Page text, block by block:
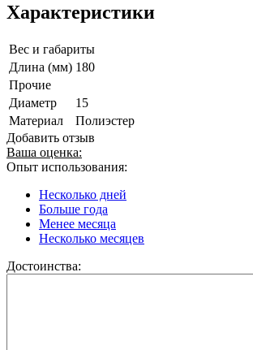
Характеристики
Вес и габариты
Длина (мм) 180
Прочие
Диаметр
15
Материал
Полиэстер
Добавить отзыв
Ваша оценка:
Опыт использования:
Несколько дней
Больше года
Менее месяца
Несколько месяцев
Достоинства: